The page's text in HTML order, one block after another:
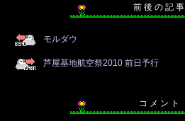
前 後 の 記 事
モルダウ
芦屋基地航空祭2010 前日予行
コ メ ン ト